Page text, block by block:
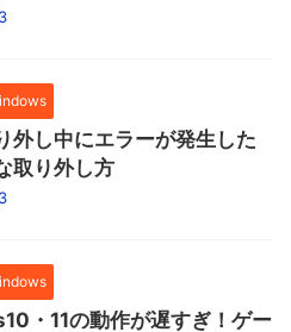
外し中にエラーが発生した
取り外し方
・11の動作が遅すぎ！ゲー